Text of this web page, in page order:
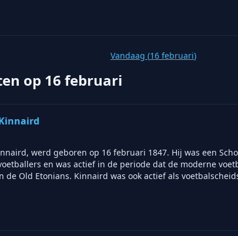
Vandaag (16 februari)
op 16 februari
werd geboren op 16 februari 1847. Hij was een
en was actief in de periode dat de moderne
de Old Etonians. Kinnaird was ook actief als